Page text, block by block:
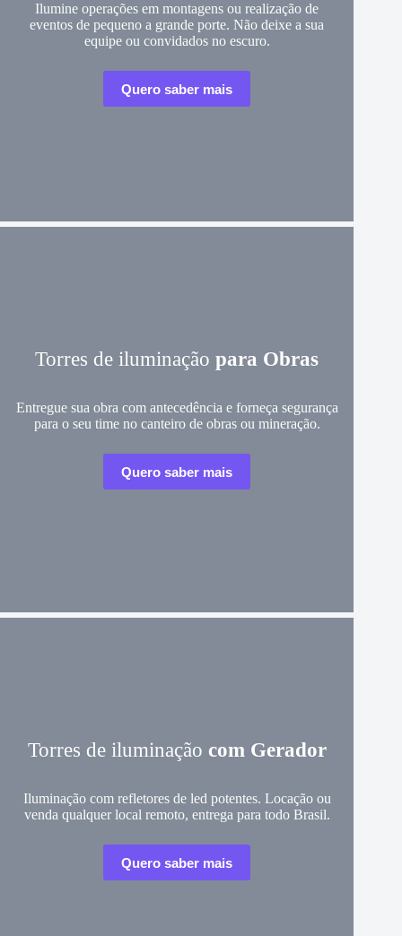
Ilumine operações em montagens ou realização de
eventos de pequeno a grande porte. Não deixe a sua
equipe ou convidados no escuro.
Quero saber mais
Torres de iluminaçãopara Obras
Entregue sua obra com antecedência e forneça segurança
para o seu time no canteiro de obras ou mineração.
Quero saber mais
Torres de iluminação com Gerador
Iluminação com refletores de led potentes. Locação ou
venda qualquer local remoto, entrega para todo Brasil.
Quero saber mais